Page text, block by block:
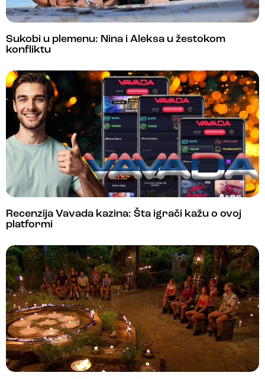
Sukobi u plemenu: Nina i Aleksa u žestokom
konfliktu
Recenzija Vavada kazina: Šta igrači kažu o ovoj
platformi